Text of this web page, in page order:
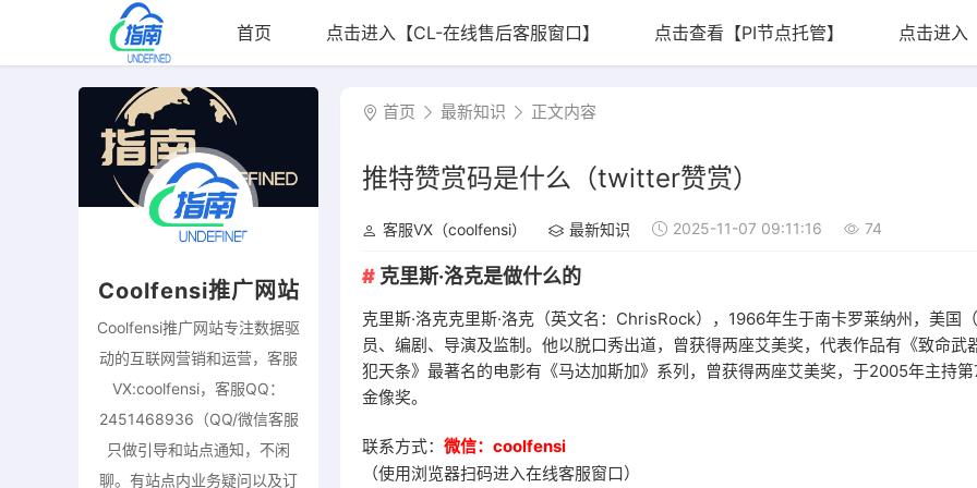
首页 点击进入【CL-在线售后客服窗口】 点击查看【PI节点托管】 点击进入
Coolfensi推广网站
Coolfensi推广网站专注数据驱
动的互联网营销和运营，客服
VX:coolfensi，客服QQ：
2451468936（QQ/微信客服
只做引导和站点通知，不闲
聊。有站点内业务疑问以及订
首页 最新知识 正文内容
推特赞赏码是什么（twitter赞赏）
客服VX（coolfensi） 最新知识 2025-11-07 09:11:16 74
克里斯·洛克是做什么的
克里斯·洛克克里斯·洛克（英文名：ChrisRock），1966年生于南卡罗莱纳州，美国
员、编剧、导演及监制。他以脱口秀出道，曾获得两座艾美奖，代表作品有《致命武
犯天条》最著名的电影有《马达加斯加》系列，曾获得两座艾美奖，于2005年主持
金像奖。
联系方式： 微信：coolfensi
（使用浏览器扫码进入在线客服窗口）